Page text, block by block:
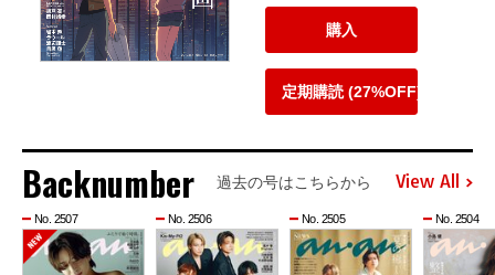
購入
定期購読 (27%OFF)
Backnumber 過去の号はこちらから View All
No. 2507 No. 2506 No. 2505 No. 2504